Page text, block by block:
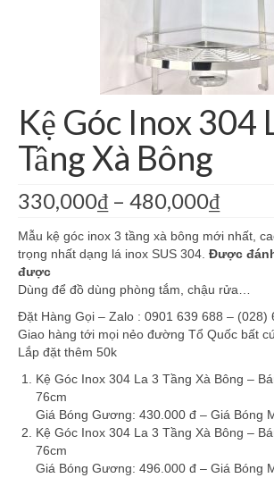
Kệ Inox 304 Bình Nước La
Phụ Kiện Nhà Bếp Khác
Phụ Kiện Phòng Tắm Khác
Giá Kệ Inox 304 Có Khay
Giá Kệ Inox 304 Mờ
Kệ Góc Inox 304
Tầng Xà Bông
330,000₫ – 480,000₫
Mẫu kệ góc inox 3 tầng xà bông mới nhất,
trọng nhất dạng lá inox SUS 304. Được
được
Dùng để đồ dùng phòng tắm, chậu rửa…
Đặt Hàng Gọi – Zalo : 0901 639 688 – (028)
Giao hàng tới mọi nẻo đường Tổ Quốc bất
Lắp đặt thêm 50k
Kệ Góc Inox 304 La 3 Tầng Xà Bông –
76cm
Giá Bóng Gương: 430.000 đ – Giá Bóng
Kệ Góc Inox 304 La 3 Tầng Xà Bông –
76cm
Giá Bóng Gương: 496.000 đ – Giá Bóng